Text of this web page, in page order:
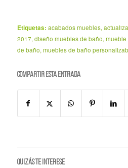
Etiquetas: acabados muebles,
2017, diseño muebles de baño, mueble
de baño, muebles de baño
Compartir esta entrada
Quizás te interese